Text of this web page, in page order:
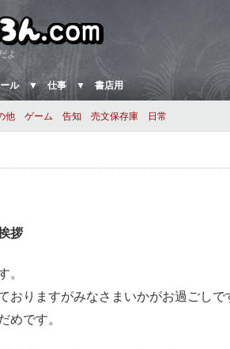
よ
ル ▼ 仕事 ▼ 書店用
他 ゲーム 告知 売文保存庫 日常
拶
。
おりますがみなさまいかがお過ごしで
めです。